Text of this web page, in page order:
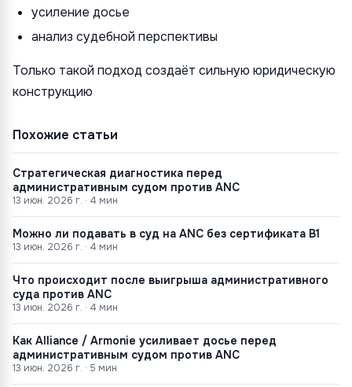
усиление досье
анализ судебной перспективы
Только такой подход создаёт сильную юридическую
конструкцию
Похожие статьи
Стратегическая диагностика перед
административным судом против ANC
13 июн. 2026 г. · 4 мин
Можно ли подавать в суд на ANC без сертификата B1
13 июн. 2026 г. · 4 мин
Что происходит после выигрыша административного
суда против ANC
13 июн. 2026 г. · 4 мин
Как Alliance / Armonie усиливает досье перед
административным судом против ANC
13 июн. 2026 г. · 5 мин